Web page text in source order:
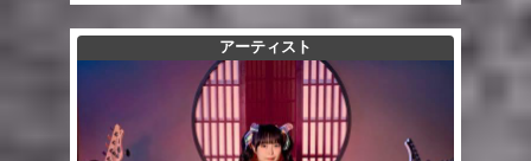
アーティスト